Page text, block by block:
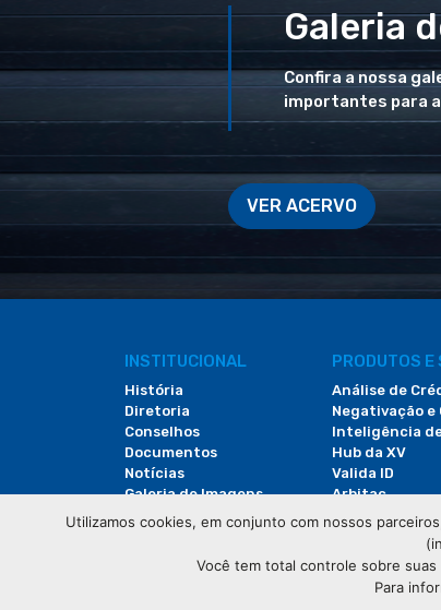
Galeria
Confira a nossa
importantes para a
VER ACERVO
INSTITUCIONAL
História
Diretoria
Conselhos
Documentos
Notícias
Galeria de Imagens
Revista do Comércio
PRODUTOS E
Análise de
Negativação e
Inteligência
Hub da XV
Valida ID
Arbitac
Locação de
Utilizamos cookies, em conjunto com nossos
Você tem total controle sobre
Para